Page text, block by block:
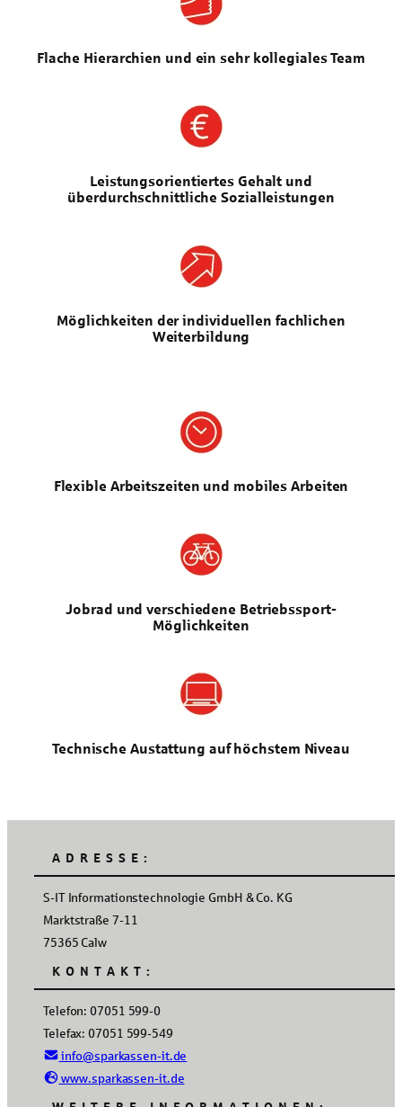
Flache Hierarchien und ein sehr kollegiales Team
Leistungsorientiertes Gehalt und
überdurchschnittliche Sozialleistungen
Möglichkeiten der individuellen fachlichen
Weiterbildung
Flexible Arbeitszeiten und mobiles Arbeiten
Jobrad und verschiedene Betriebssport-
Möglichkeiten
Technische Austattung auf höchstem Niveau
ADRESSE:
S-IT Informationstechnologie GmbH & Co. KG
Marktstraße 7-11
75365 Calw
KONTAKT:
Telefon: 07051 599-0
Telefax: 07051 599-549
info@sparkassen-it.de
www.sparkassen-it.de